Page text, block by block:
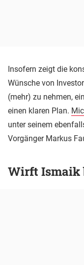
Insofern zeigt die
Wünsche von
(mehr) zu nehmen,
einen klaren Plan.
unter seinem
Vorgänger Markus
Wirft Ismaik